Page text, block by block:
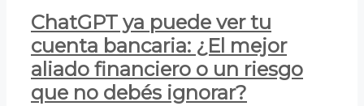
ChatGPT ya puede ver tu
cuenta bancaria: ¿El mejor
aliado financiero o un riesgo
que no debés ignorar?